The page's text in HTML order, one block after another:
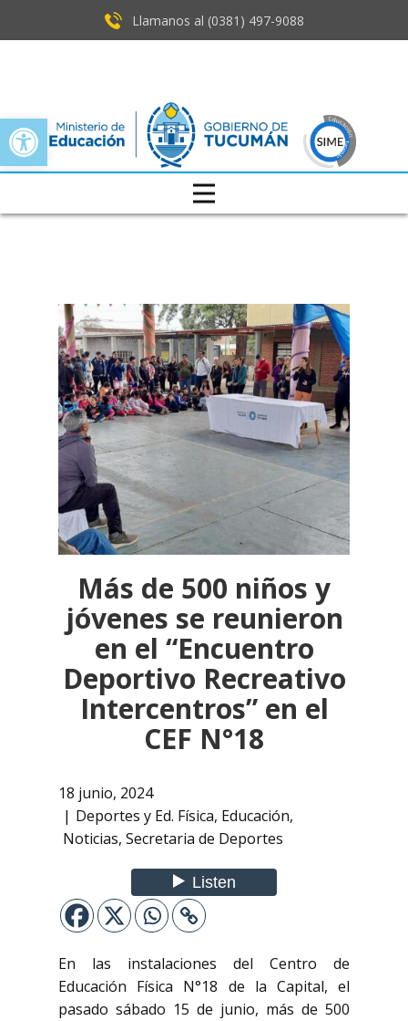
Open toolbar
Llamanos al (0381) ​497-9088
Más de 500 niños y
jóvenes se reunieron
en el “Encuentro
Deportivo Recreativo
Intercentros” en el
CEF N°18
18 junio, 2024
Deportes y Ed. Física, Educación,
Noticias, Secretaria de Deportes
En las instalaciones del Centro de
Educación Física N°18 de la Capital, el
pasado sábado 15 de junio, más de 500